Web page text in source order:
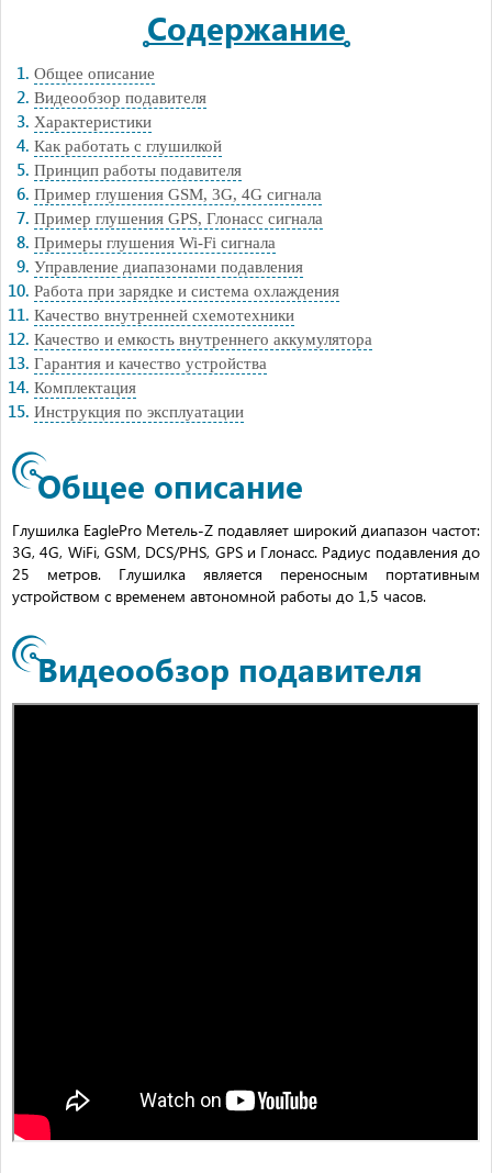
Содержание
Общее описание
Видеообзор подавителя
Характеристики
Как работать с глушилкой
Принцип работы подавителя
Пример глушения GSM, 3G, 4G сигнала
Пример глушения GPS, Глонасс сигнала
Примеры глушения Wi-Fi сигнала
Управление диапазонами подавления
Работа при зарядке и система охлаждения
Качество внутренней схемотехники
Качество и емкость внутреннего аккумулятора
Гарантия и качество устройства
Комплектация
Инструкция по эксплуатации
Общее описание
Глушилка EaglePro Метель-Z подавляет широкий диапазон частот:
3G, 4G, WiFi, GSM, DCS/PHS, GPS и Глонасс. Радиус подавления до
25 метров. Глушилка является переносным портативным
устройством с временем автономной работы до 1,5 часов.
Видеообзор подавителя